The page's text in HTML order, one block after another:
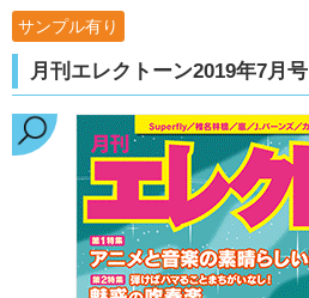
サンプル有り
月刊エレクトーン2019年7月号